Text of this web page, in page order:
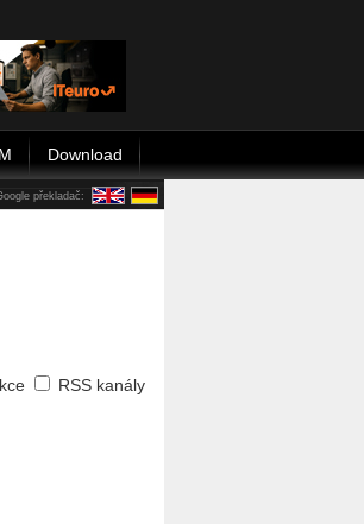
Download
překladač:
RSS kanály